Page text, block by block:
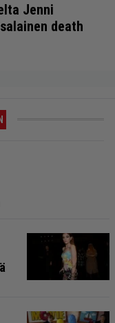
Jenni
death